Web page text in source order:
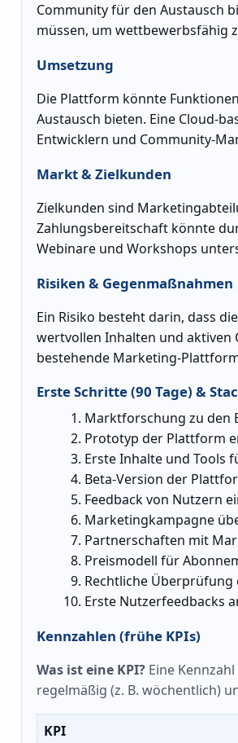
Community für den Austausch
müssen, um wettbewerbsfähig
Umsetzung
Die Plattform könnte
Austausch bieten. Eine Cloud-
Entwicklern und Community-
Markt & Zielkunden
Zielkunden sind
Zahlungsbereitschaft könnte
Webinare und Workshops
Risiken & Gegenmaßnahmen
Ein Risiko besteht darin, dass
wertvollen Inhalten und
bestehende Marketing-
Erste Schritte (90 Tage) &
Marktforschung zu den
Prototyp der Plattform
Erste Inhalte und Tools
Beta-Version der
Feedback von Nutzern
Marketingkampagne
Partnerschaften mit
Preismodell für
Rechtliche
Erste Nutzerfeedbacks
Kennzahlen (frühe KPIs)
Was ist eine KPI? Eine
regelmäßig (z. B. wöchentlich)
KPI